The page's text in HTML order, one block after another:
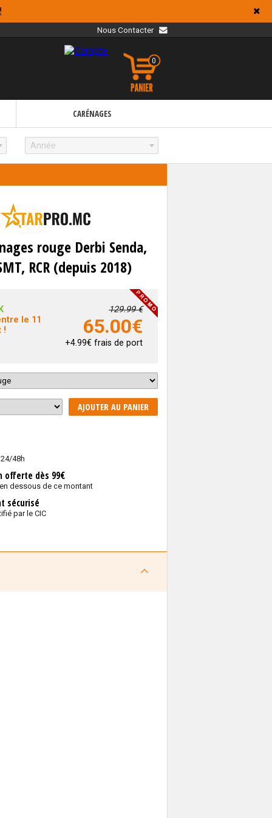
Nous Contacter
0
CARÉNAGES
Année
rouge Derbi Senda,
RCR (depuis 2018)
le 11
!
129.99 €
65.00€
+4.99€ frais de port
AJOUTER AU PANIER
48h
offerte dès 99€
dessous de ce montant
sécurisé
par le CIC